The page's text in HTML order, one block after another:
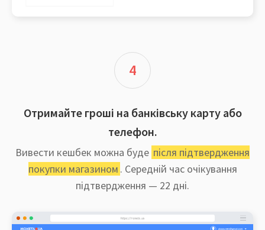
4
Отримайте гроші на банківську карту або
телефон.
Вивести кешбек можна буде після підтвердження
покупки магазином . Середній час очікування
підтвердження — 22 дні.